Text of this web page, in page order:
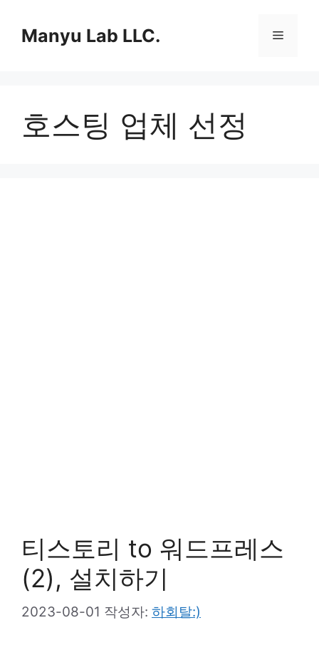
Manyu Lab LLC. 메
호스팅 업체 선정
티스토리 to 워드프레스
(2), 설치하기
2023-08-01 작성자: 하회탈:)